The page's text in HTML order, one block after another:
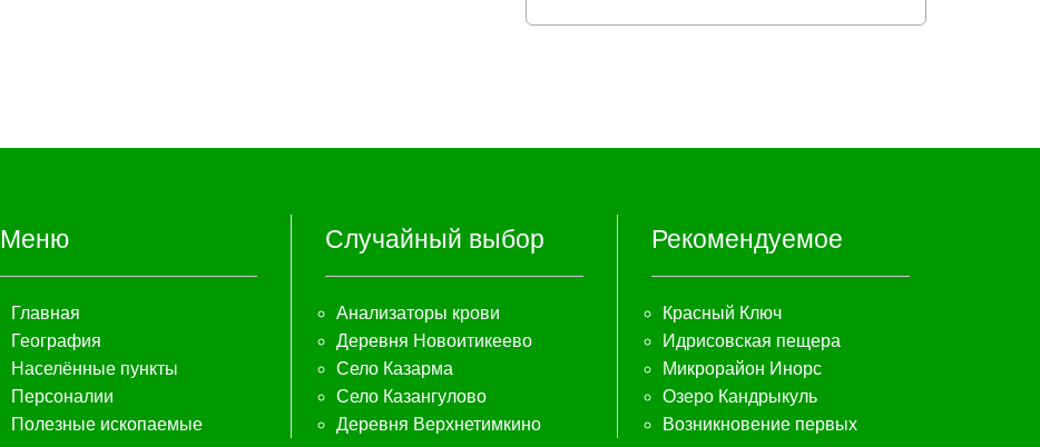
Меню
Главная
География
Населённые пункты
Персоналии
Полезные ископаемые
Случайный выбор
Анализаторы крови
Деревня Новоитикеево
Село Казарма
Село Казангулово
Деревня Верхнетимкино
Рекомендуемое
Красный Ключ
Идрисовская пещера
Микрорайон Инорс
Озеро Кандрыкуль
Возникновение первых